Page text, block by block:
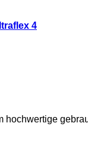
4
hochwertige